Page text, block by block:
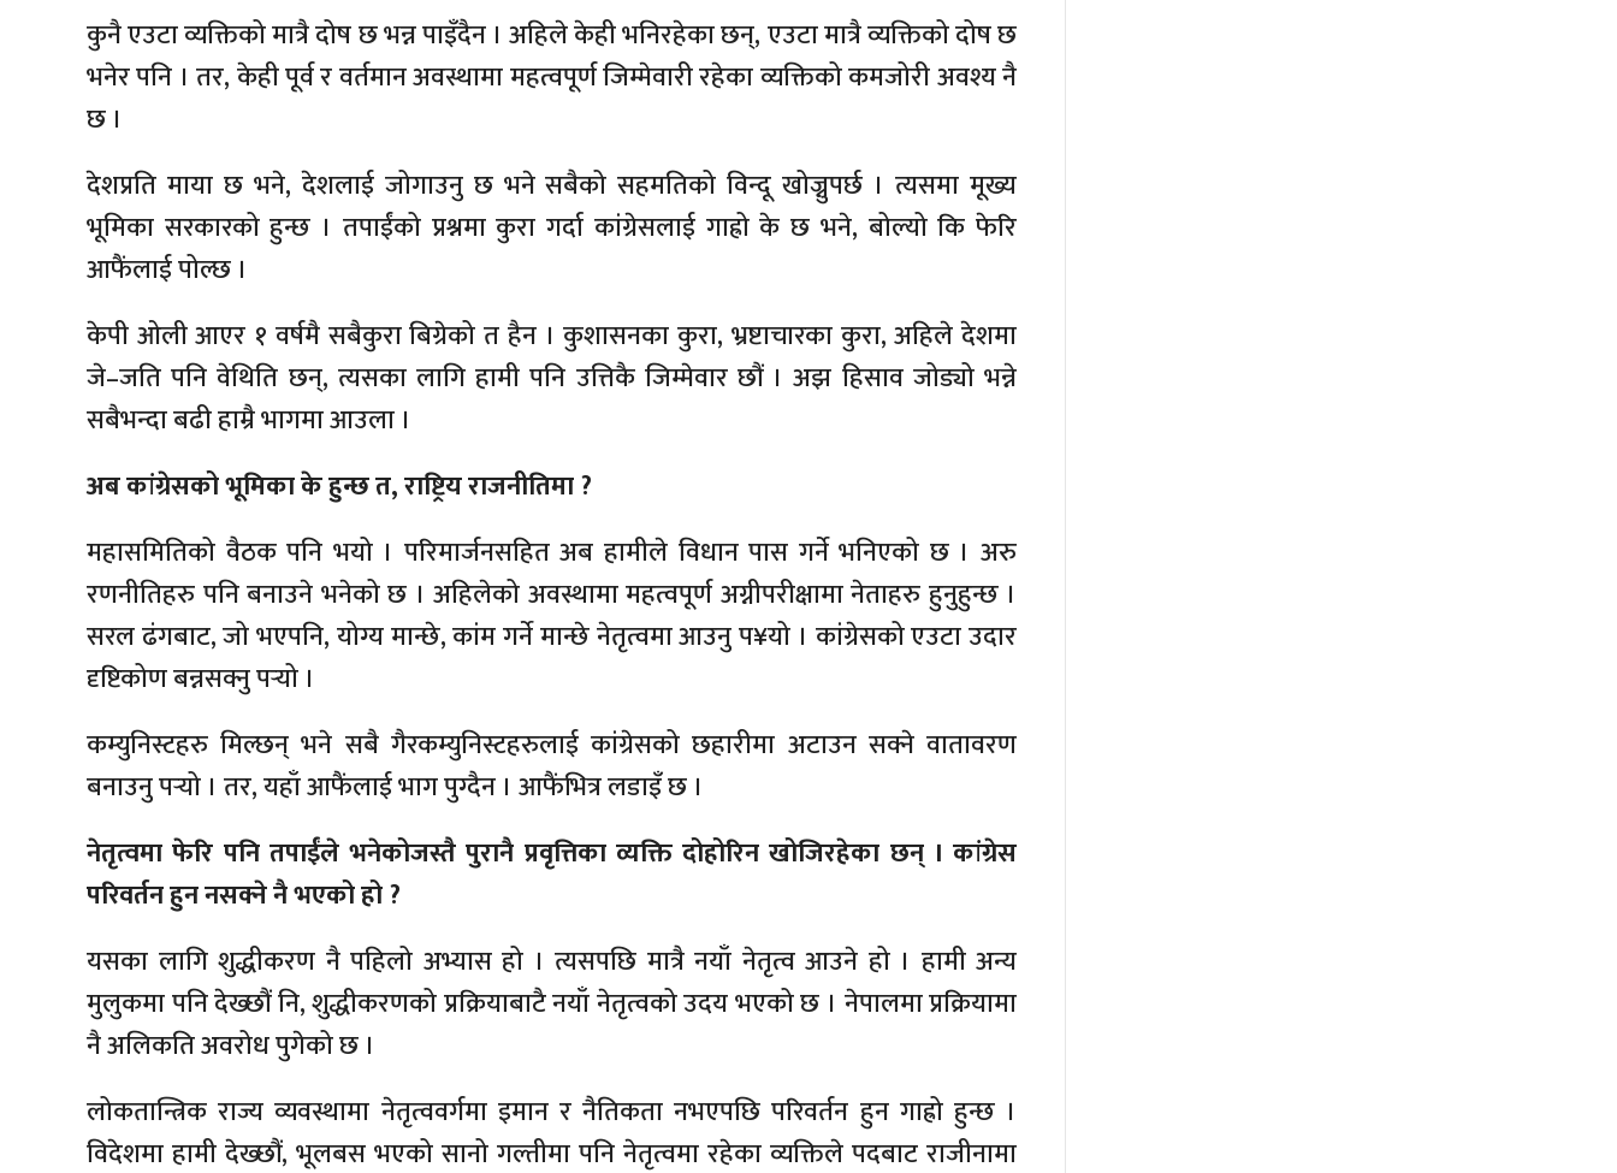
कुनै एउटा व्यक्तिको मात्रै दोष छ भन्न पाइँदैन । अहिले केही भनिरहेका छन्, एउटा मात्रै व्यक्तिको दोष छ
भनेर पनि । तर, केही पूर्व र वर्तमान अवस्थामा महत्वपूर्ण जिम्मेवारी रहेका व्यक्तिको कमजोरी अवश्य नै
छ ।
देशप्रति माया छ भने, देशलाई जोगाउनु छ भने सबैको सहमतिको विन्दू खोज्नुपर्छ । त्यसमा मूख्य
भूमिका सरकारको हुन्छ । तपाईंको प्रश्नमा कुरा गर्दा कांग्रेसलाई गाह्रो के छ भने, बोल्यो कि फेरि
आफैंलाई पोल्छ ।
केपी ओली आएर १ वर्षमै सबैकुरा बिग्रेको त हैन । कुशासनका कुरा, भ्रष्टाचारका कुरा, अहिले देशमा
जे–जति पनि वेथिति छन्, त्यसका लागि हामी पनि उत्तिकै जिम्मेवार छौं । अझ हिसाव जोड्यो भन्ने
सबैभन्दा बढी हाम्रै भागमा आउला ।
अब कांग्रेसको भूमिका के हुन्छ त, राष्ट्रिय राजनीतिमा ?
महासमितिको वैठक पनि भयो । परिमार्जनसहित अब हामीले विधान पास गर्ने भनिएको छ । अरु
रणनीतिहरु पनि बनाउने भनेको छ । अहिलेको अवस्थामा महत्वपूर्ण अग्नीपरीक्षामा नेताहरु हुनुहुन्छ ।
सरल ढंगबाट, जो भएपनि, योग्य मान्छे, कांम गर्ने मान्छे नेतृत्वमा आउनु प¥यो । कांग्रेसको एउटा उदार
दृष्टिकोण बन्नसक्नु पर्‍यो ।
कम्युनिस्टहरु मिल्छन् भने सबै गैरकम्युनिस्टहरुलाई कांग्रेसको छहारीमा अटाउन सक्ने वातावरण
बनाउनु पर्‍यो । तर, यहाँ आफैंलाई भाग पुग्दैन । आफैंभित्र लडाइँ छ ।
नेतृत्वमा फेरि पनि तपाईंले भनेकोजस्तै पुरानै प्रवृत्तिका व्यक्ति दोहोरिन खोजिरहेका छन् । कांग्रेस
परिवर्तन हुन नसक्ने नै भएको हो ?
यसका लागि शुद्धीकरण नै पहिलो अभ्यास हो । त्यसपछि मात्रै नयाँ नेतृत्व आउने हो । हामी अन्य
मुलुकमा पनि देख्छौं नि, शुद्धीकरणको प्रक्रियाबाटै नयाँ नेतृत्वको उदय भएको छ । नेपालमा प्रक्रियामा
नै अलिकति अवरोध पुगेको छ ।
लोकतान्त्रिक राज्य व्यवस्थामा नेतृत्ववर्गमा इमान र नैतिकता नभएपछि परिवर्तन हुन गाह्रो हुन्छ ।
विदेशमा हामी देख्छौं, भूलबस भएको सानो गल्तीमा पनि नेतृत्वमा रहेका व्यक्तिले पदबाट राजीनामा